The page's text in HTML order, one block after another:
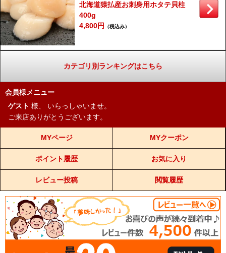
北海道猿払産お刺身用ホタテ貝柱
400g
4,800円
（税込み）
カテゴリ別ランキングはこちら
会員様メニュー
ゲスト 様、
いらっしゃいませ。
ご来店ありがとうございます。
MYページ MYクーポン
ポイント履歴 お気に入り
レビュー投稿 閲覧履歴